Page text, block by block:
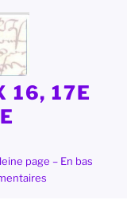
16, 17E
page – En bas